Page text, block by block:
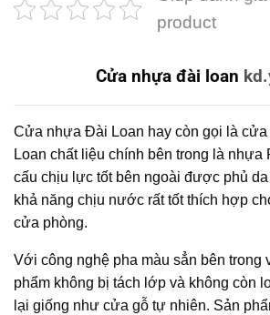
product
Cửa nhựa đài loan
Cửa nhựa Đài Loan hay còn gọi là
Loan chất liệu chính bên trong là nhựa
cấu chịu lực tốt bên ngoài được phủ
khả năng chịu nước rất tốt thích hợp
cửa phòng.
Với công nghệ pha màu sẳn bên trong
phẩm không bị tách lớp và không còn
lại giống như cửa gỗ tự nhiên. Sản